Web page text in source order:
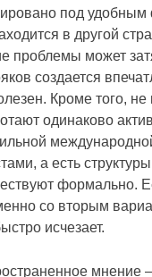
под
в другой
проблемы может
создается
Кроме того, не
одинаково
а есть
формально.
со вторым
исчезает.
мнение